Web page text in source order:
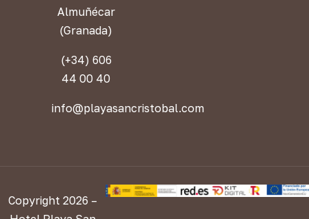
Almuñécar
(Granada)
(+34) 606
44 00 40
info@playasancristobal.com
Copyright 2026 –